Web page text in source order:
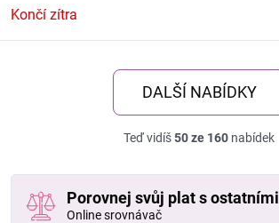
Končí zítra
DALŠÍ NABÍDKY
Teď vidíš50 ze 160 nabídek
Porovnej svůj plat s ostatními
Online srovnávač